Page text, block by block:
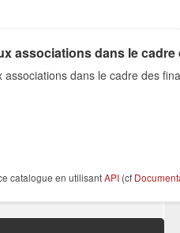
associations dans le
dans le cadre des
catalogue en utilisantAPI (cf